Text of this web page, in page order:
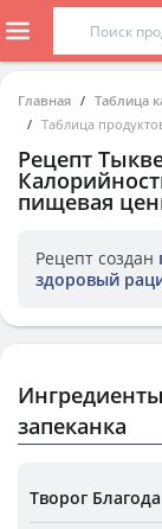
Главная
Таблица
Таблица
Рецепт
пищевая
Рецепт создан
здоровый
запеканка
Творог Благода